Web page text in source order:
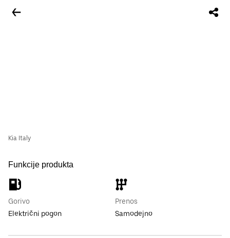
Kia Italy
Funkcije produkta
Gorivo
Električni pogon
Prenos
Samodejno